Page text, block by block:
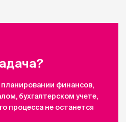
финансов,
бухгалтерском учете,
процесса не останется